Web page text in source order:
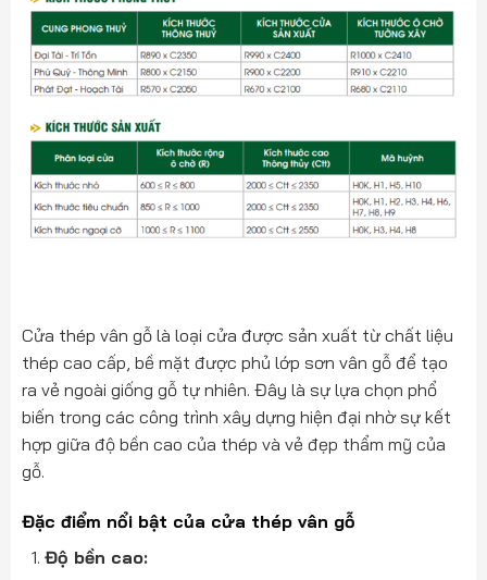
Cửa thép vân gỗ là loại cửa được sản xuất từ chất liệu
thép cao cấp, bề mặt được phủ lớp sơn vân gỗ để tạo
ra vẻ ngoài giống gỗ tự nhiên. Đây là sự lựa chọn phổ
biến trong các công trình xây dựng hiện đại nhờ sự kết
hợp giữa độ bền cao của thép và vẻ đẹp thẩm mỹ của
gỗ.
Đặc điểm nổi bật của cửa thép vân gỗ
Độ bền cao: